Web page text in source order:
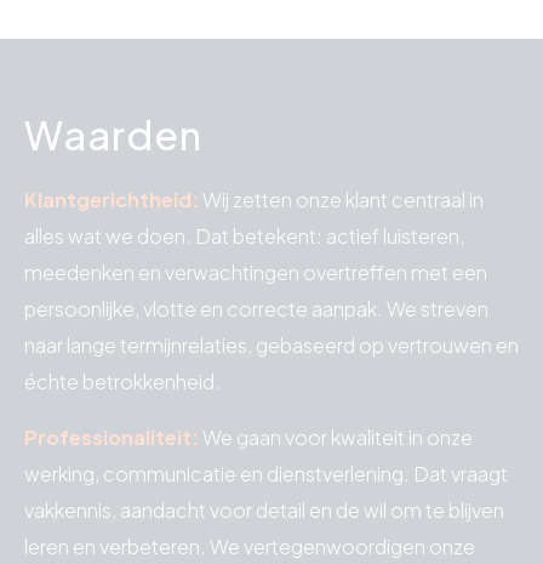
Waarden
Klantgerichtheid: Wij zetten onze klant centraal in
alles wat we doen. Dat betekent: actief luisteren,
meedenken en verwachtingen overtreffen met een
persoonlijke, vlotte en correcte aanpak. We streven
naar lange termijnrelaties, gebaseerd op vertrouwen en
échte betrokkenheid.
Professionaliteit: We gaan voor kwaliteit in onze
werking, communicatie en dienstverlening. Dat vraagt
vakkennis, aandacht voor detail en de wil om te blijven
leren en verbeteren. We vertegenwoordigen onze